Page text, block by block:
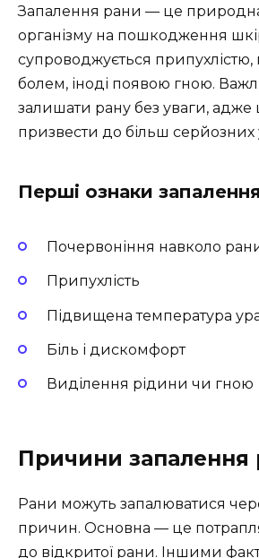
Запалення рани — це
організму на пошкодження
супроводжується
болем, іноді появою гною.
залишати рану без уваги,
призвести до більш серйозних
Перші ознаки запалення
Почервоніння навколо
Припухлість
Підвищена температура
Біль і дискомфорт
Виділення рідини чи гною
Причини запалення
Рани можуть запалюватися
причин. Основна — це
до відкритої рани. Іншими